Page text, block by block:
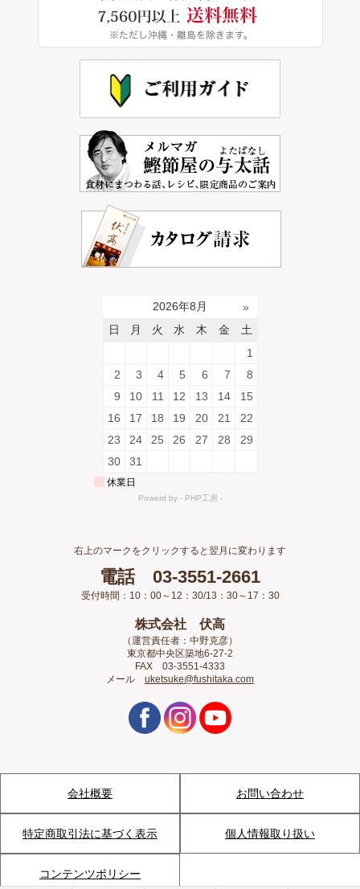
右上のマークをクリックすると翌月に変わります
電話 03-3551-2661
受付時間：10：00～12：30/13：30～17：30
株式会社 伏高
（運営責任者：中野克彦）
東京都中央区築地6-27-2
FAX 03-3551-4333
メール uketsuke@fushitaka.com
会社概要 お問い合わせ
特定商取引法に基づく表示 個人情報取り扱い
コンテンツポリシー